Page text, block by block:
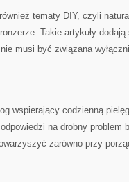
tematy DIY, czyli
Takie artykuły
musi być związana
wspierający codzienną
na drobny problem
zarówno przy